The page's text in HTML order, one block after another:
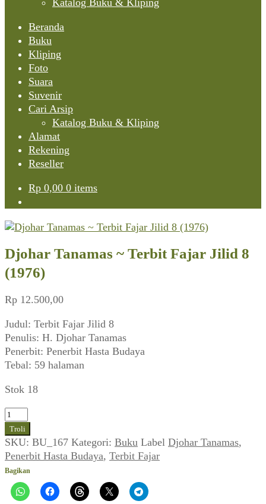
Katalog Buku & Kliping
Beranda
Buku
Kliping
Foto
Suara
Suvenir
Cari Arsip
Katalog Buku & Kliping
Alamat
Rekening
Reseller
Rp 0,00 0 items
Djohar Tanamas ~ Terbit Fajar Jilid 8
(1976)
Rp 12.500,00
Judul: Terbit Fajar Jilid 8
Penulis: H. Djohar Tanamas
Penerbit: Penerbit Hasta Budaya
Tebal: 59 halaman
Stok 18
Kuantitas
Djohar
Tanamas
~
Terbit
Fajar
Jilid
Troli
SKU: BU_167 Kategori: Buku Label Djohar Tanamas,
Penerbit Hasta Budaya, Terbit Fajar
Bagikan